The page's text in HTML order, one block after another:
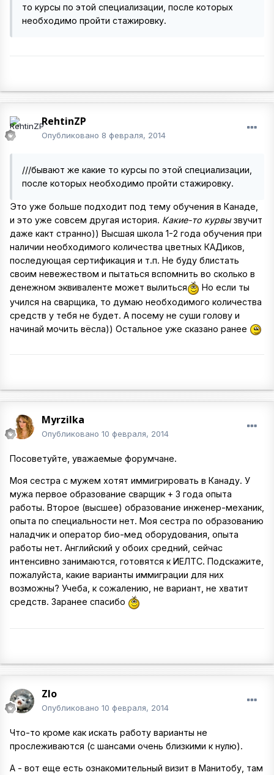
то курсы по этой специализации, после которых
необходимо пройти стажировку.
RehtinZP
Опубликовано 8 февраля, 2014
///бывают же какие то курсы по этой специализации,
после которых необходимо пройти стажировку.
Это уже больше подходит под тему обучения в Канаде,
и это уже совсем другая история. Какие-то курвызвучит
даже какт странно)) Высшая школа 1-2 года обучения при
наличии необходимого количества цветных КАДиков,
последующая сертификация и т.п. Не буду блистать
своим невежеством и пытаться вспомнить во сколько в
денежном эквиваленте может вылиться
Но если ты
учился на сварщика, то думаю необходимого количества
средств у тебя не будет. А посему не суши голову и
начинай мочить вёсла)) Остальное уже сказано ранее
Myrzilka
Опубликовано 10 февраля, 2014
Посоветуйте, уважаемые форумчане.
Моя сестра с мужем хотят иммигрировать в Канаду. У
мужа первое образование сварщик + 3 года опыта
работы. Второе (высшее) образование инженер-механик,
опыта по специальности нет. Моя сестра по образованию
наладчик и оператор био-мед оборудования, опыта
работы нет. Английский у обоих средний, сейчас
интенсивно занимаются, готовятся к ИЕЛТС. Подскажите,
пожалуйста, какие варианты иммиграции для них
возможны? Учеба, к сожалению, не вариант, не хватит
средств. Заранее спасибо
Zlo
Опубликовано 10 февраля, 2014
Что-то кроме как искать работу варианты не
прослеживаются (с шансами очень близкими к нулю).
А - вот еще есть ознакомительный визит в Манитобу, там